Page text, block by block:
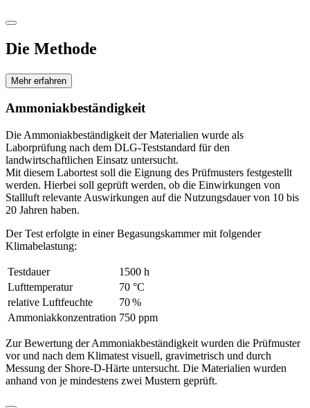
Die Methode
Mehr erfahren
Ammoniakbeständigkeit
Die Ammoniakbeständigkeit der Materialien wurde als
Laborprüfung nach dem DLG-Teststandard für den
landwirtschaftlichen Einsatz untersucht.
Mit diesem Labortest soll die Eignung des Prüfmusters festgestellt
werden. Hierbei soll geprüft werden, ob die Einwirkungen von
Stallluft relevante Auswirkungen auf die Nutzungsdauer von 10 bis
20 Jahren haben.
Der Test erfolgte in einer Begasungskammer mit folgender
Klimabelastung:
Testdauer
1500 h
Lufttemperatur
70 °C
relative Luftfeuchte
70 %
Ammoniakkonzentration 750 ppm
Zur Bewertung der Ammoniakbeständigkeit wurden die Prüfmuster
vor und nach dem Klimatest visuell, gravi­metrisch und durch
Messung der Shore-D-Härte untersucht. Die Materialien wurden
anhand von je mindestens zwei Mustern geprüft.